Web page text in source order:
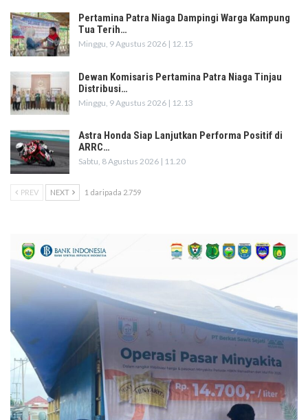
Pertamina Patra Niaga Dampingi Warga Kampung
Tua Terih…
Minggu, 9 Agustus 2026 | 12.15
Dewan Komisaris Pertamina Patra Niaga Tinjau
Distribusi…
Minggu, 9 Agustus 2026 | 12.13
Astra Honda Siap Lanjutkan Performa Positif di
ARRC…
Sabtu, 8 Agustus 2026 | 11.20
PREV NEXT 1 daripada 2.759